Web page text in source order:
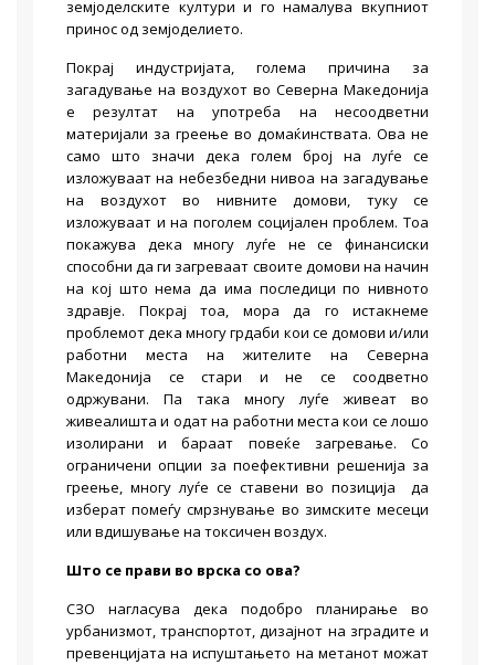
земјоделските култури и го намалува вкупниот
принос од земјоделието.
Покрај индустријата, голема причина за
загадување на воздухот во Северна Македонија
е резултат на употреба на несоодветни
материјали за греење во домаќинствата. Ова не
само што значи дека голем број на луѓе се
изложуваат на небезбедни нивоа на загадување
на воздухот во нивните домови, туку се
изложуваат и на поголем социјален проблем. Тоа
покажува дека многу луѓе не се финансиски
способни да ги загреваат своите домови на начин
на кој што нема да има последици по нивното
здравје. Покрај тоа, мора да го истакнеме
проблемот дека многу грдаби кои се домови и/или
работни места на жителите на Северна
Македонија се стари и не се соодветно
одржувани. Па така многу луѓе живеат во
живеалишта и одат на работни места кои се лошо
изолирани и бараат повеќе загревање. Со
ограничени опции за поефективни решенија за
греење, многу луѓе се ставени во позиција да
изберат помеѓу смрзнување во зимските месеци
или вдишување на токсичен воздух.
Што се прави во врска со ова?
СЗО нагласува дека подобро планирање во
урбанизмот, транспортот, дизајнот на зградите и
превенцијата на испуштањето на метанот можат